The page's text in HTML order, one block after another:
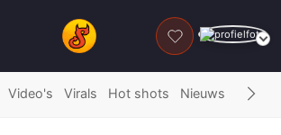
DONEER
Video's Virals Hot shots Nieuws Fails